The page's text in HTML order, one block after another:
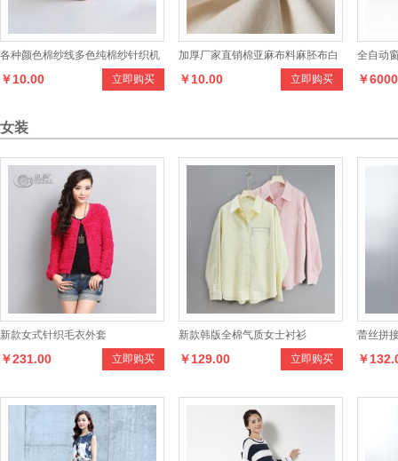
女装
新款女式针织毛衣外套
立即购买
￥231.00
新款韩版全棉气质女士衬衫
立即购买
￥129.00
蕾丝拼
恤上衣
￥